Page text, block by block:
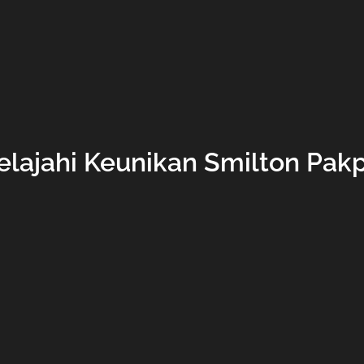
Keunikan Smilton